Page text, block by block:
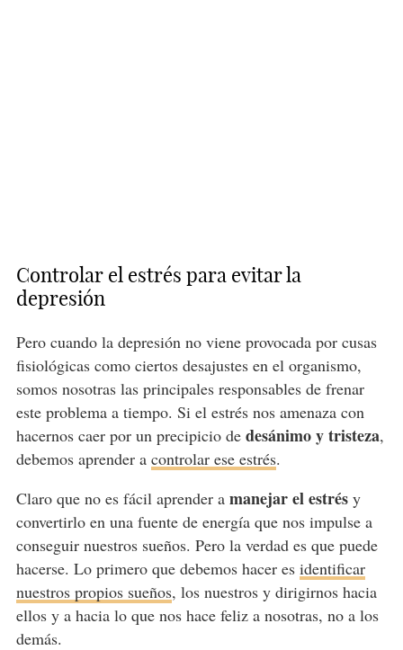
Controlar el estrés para evitar la
depresión
Pero cuando la depresión no viene provocada por cusas
fisiológicas como ciertos desajustes en el organismo,
somos nosotras las principales responsables de frenar
este problema a tiempo. Si el estrés nos amenaza con
hacernos caer por un precipicio de desánimo y tristeza,
debemos aprender a controlar ese estrés.
Claro que no es fácil aprender amanejar el estrésy
convertirlo en una fuente de energía que nos impulse a
conseguir nuestros sueños. Pero la verdad es que puede
hacerse. Lo primero que debemos hacer es identificar
nuestros propios sueños, los nuestros y dirigirnos hacia
ellos y a hacia lo que nos hace feliz a nosotras, no a los
demás.